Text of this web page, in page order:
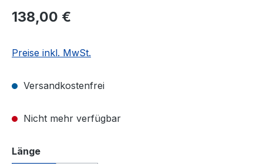
Regulärer Preis:
138,00 €
Preise inkl. MwSt.
Versandkostenfrei
Nicht mehr verfügbar
Längeauswählen